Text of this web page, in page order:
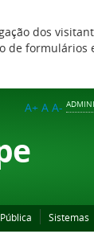
dos
de formulários
A+ A A-
Sistemas